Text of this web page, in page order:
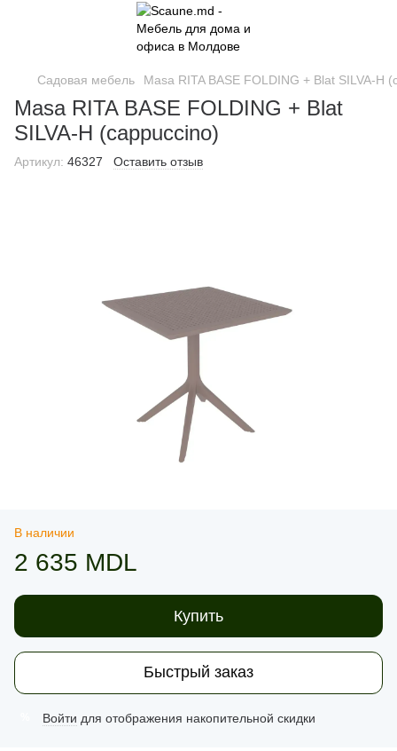
Садовая мебель Masa RITA BASE FOLDING + Blat SILVA-H
Masa RITA BASE FOLDING + Blat
SILVA-H (cappuccino)
Артикул: 46327 Оставить отзыв
В наличии
2 635 MDL
Купить
Быстрый заказ
Войти для отображения накопительной скидки